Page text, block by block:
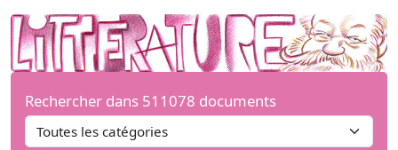
Rechercher dans 511078 documents